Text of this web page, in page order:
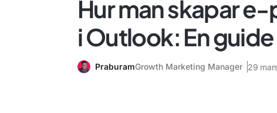
Hur man skapar
i Outlook: En
PraburamGrowth Marketing Manager 29